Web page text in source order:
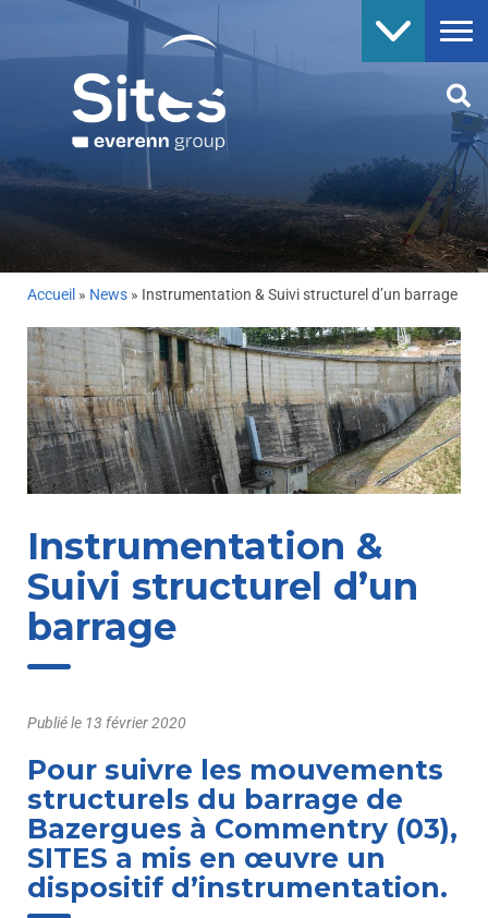
Accueil » News » Instrumentation & Suivi structurel d’un barrage
Instrumentation &
Suivi structurel d’un
barrage
Publié le 13 février 2020
Pour suivre les mouvements
structurels du barrage de
Bazergues à Commentry (03),
SITES a mis en œuvre un
dispositif d’instrumentation.